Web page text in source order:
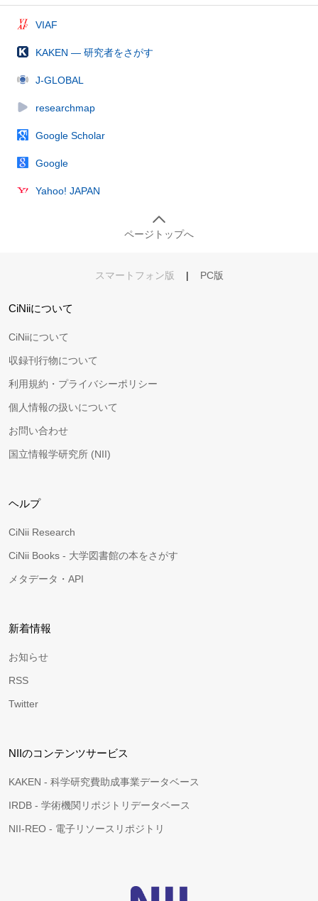
VIAF
KAKEN — 研究者をさがす
J-GLOBAL
researchmap
Google Scholar
Google
Yahoo! JAPAN
ページトップへ
スマートフォン版 | PC版
CiNiiについて
CiNiiについて
収録刊行物について
利用規約・プライバシーポリシー
個人情報の扱いについて
お問い合わせ
国立情報学研究所 (NII)
ヘルプ
CiNii Research
CiNii Books - 大学図書館の本をさがす
メタデータ・API
新着情報
お知らせ
RSS
Twitter
NIIのコンテンツサービス
KAKEN - 科学研究費助成事業データベース
IRDB - 学術機関リポジトリデータベース
NII-REO - 電子リソースリポジトリ